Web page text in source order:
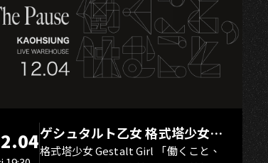
ゲシュタルト乙女 格式塔少女
Gestalt Girl
格式塔少女 Gestalt Girl 「働くこと、